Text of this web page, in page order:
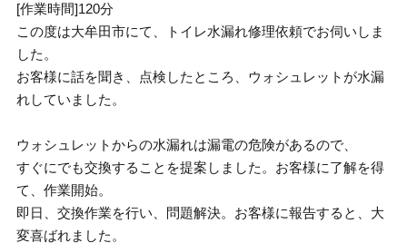
[作業時間]120分
この度は大牟田市にて、トイレ水漏れ修理依頼でお伺いしま
した。
お客様に話を聞き、点検したところ、ウォシュレットが水漏
れしていました。
ウォシュレットからの水漏れは漏電の危険があるので、
すぐにでも交換することを提案しました。お客様に了解を得
て、作業開始。
即日、交換作業を行い、問題解決。お客様に報告すると、大
変喜ばれました。